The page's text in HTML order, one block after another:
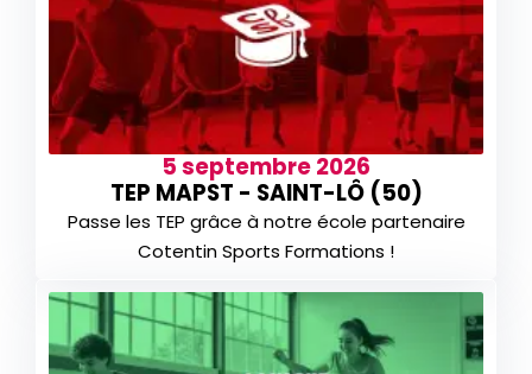
5 septembre 2026
TEP MAPST - SAINT-LÔ (50)
Passe les TEP grâce à notre école partenaire
Cotentin Sports Formations !